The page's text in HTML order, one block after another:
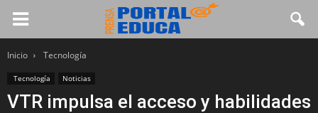
Inicio Tecnología
Tecnología Noticias
VTR impulsa el acceso y habilidades